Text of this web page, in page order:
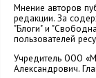
Мнение авторов
редакции. За
"Блоги" и
пользователей
Учредитель ООО
Александрович.